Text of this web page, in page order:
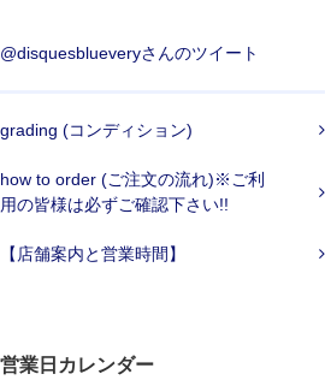
@disquesblueveryさんのツイート
grading (コンディション)
how to order (ご注文の流れ)※ご利
用の皆様は必ずご確認下さい!!
【店舗案内と営業時間】
営業日カレンダー